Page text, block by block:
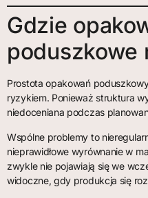
Gdzie
poduszkowe
Prostota opakowań
ryzykiem. Ponieważ struktura
niedoceniana podczas
Wspólne problemy to
nieprawidłowe wyrównanie w
zwykle nie pojawiają się we
widoczne, gdy produkcja się